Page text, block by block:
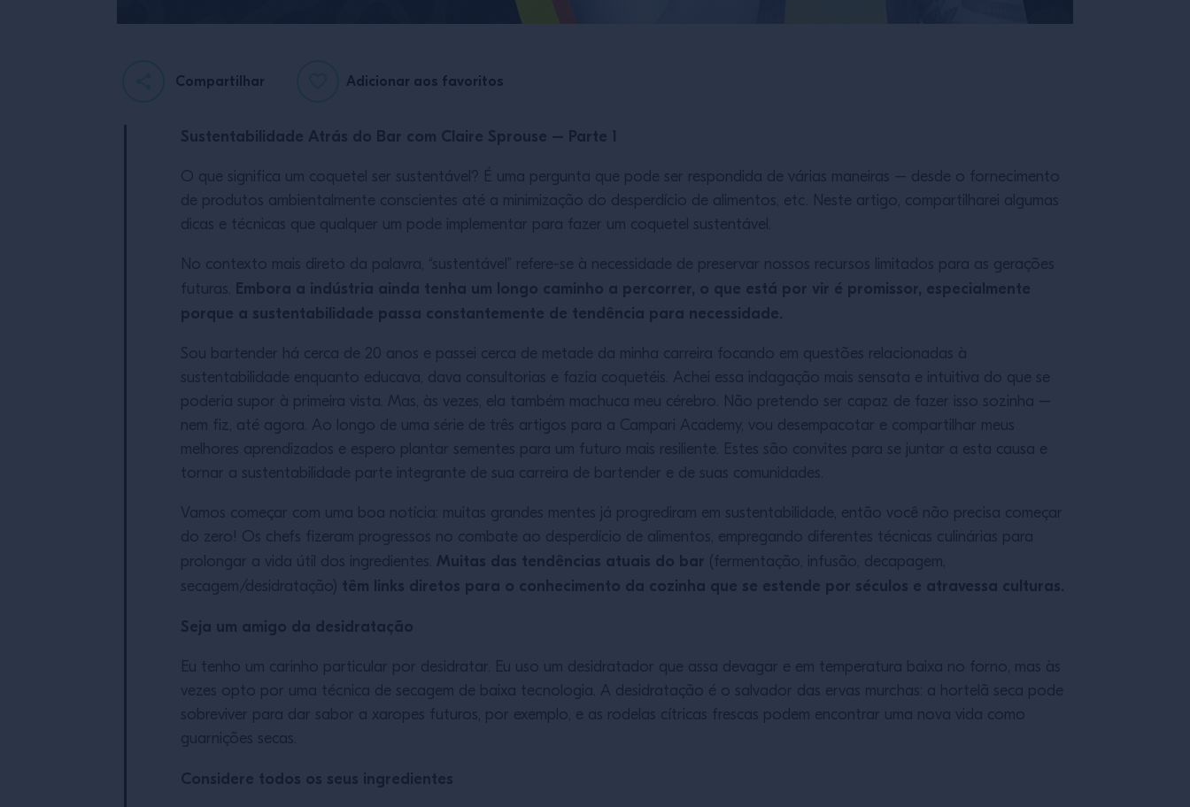
Compartilhar Adicionar aos favoritos
Sustentabilidade Atrás do Bar com Claire Sprouse – Parte 1
O que significa um coquetel ser sustentável? É uma pergunta que pode ser respondida de várias maneiras – desde o fornecimento
de produtos ambientalmente conscientes até a minimização do desperdício de alimentos, etc. Neste artigo, compartilharei algumas
dicas e técnicas que qualquer um pode implementar para fazer um coquetel sustentável.
No contexto mais direto da palavra, “sustentável” refere-se à necessidade de preservar nossos recursos limitados para as gerações
futuras. Embora a indústria ainda tenha um longo caminho a percorrer, o que está por vir é promissor, especialmente
porque a sustentabilidade passa constantemente de tendência para necessidade.
Sou bartender há cerca de 20 anos e passei cerca de metade da minha carreira focando em questões relacionadas à
sustentabilidade enquanto educava, dava consultorias e fazia coquetéis. Achei essa indagação mais sensata e intuitiva do que se
poderia supor à primeira vista. Mas, às vezes, ela também machuca meu cérebro. Não pretendo ser capaz de fazer isso sozinha –
nem fiz, até agora. Ao longo de uma série de três artigos para a Campari Academy, vou desempacotar e compartilhar meus
melhores aprendizados e espero plantar sementes para um futuro mais resiliente. Estes são convites para se juntar a esta causa e
tornar a sustentabilidade parte integrante de sua carreira de bartender e de suas comunidades.
Vamos começar com uma boa notícia: muitas grandes mentes já progrediram em sustentabilidade, então você não precisa começar
do zero! Os chefs fizeram progressos no combate ao desperdício de alimentos, empregando diferentes técnicas culinárias para
prolongar a vida útil dos ingredientes. Muitas das tendências atuais do bar
(fermentação, infusão, decapagem,
secagem/desidratação) têm links diretos para o conhecimento da cozinha que se estende por séculos e atravessa culturas.
Seja um amigo da desidratação
Eu tenho um carinho particular por desidratar. Eu uso um desidratador que assa devagar e em temperatura baixa no forno, mas às
vezes opto por uma técnica de secagem de baixa tecnologia. A desidratação é o salvador das ervas murchas: a hortelã seca pode
sobreviver para dar sabor a xaropes futuros, por exemplo, e as rodelas cítricas frescas podem encontrar uma nova vida como
guarnições secas.
Considere todos os seus ingredientes